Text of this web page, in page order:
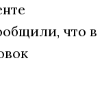
что в